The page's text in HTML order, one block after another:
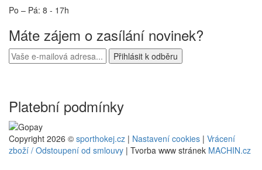
Po – Pá: 8 - 17h
Máte zájem o zasílání novinek?
Platební podmínky
Copyright 2026 © sporthokej.cz | Nastavení cookies | Vrácení
zboží / Odstoupení od smlouvy | Tvorba www stránek MACHIN.cz